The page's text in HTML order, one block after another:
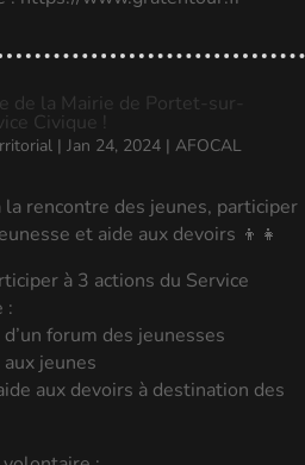
de la Mairie de Portet-sur-
Civique !
| Jan 24, 2024 | AFOCAL
rencontre des jeunes, participer
et aide aux devoirs 👦👧
à 3 actions du Service
:
forum des jeunesses
jeunes
aux devoirs à destination des